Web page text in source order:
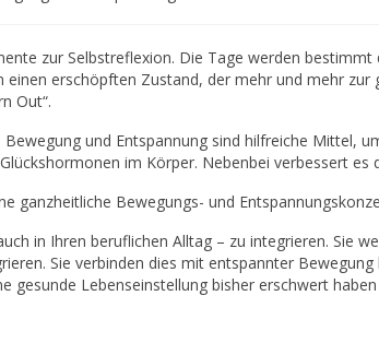
zur Selbstreflexion. Die Tage werden bestimmt
erschöpften Zustand, der mehr und mehr
Out“.
und Entspannung sind hilfreiche Mittel,
im Körper. Nebenbei verbessert es
ganzheitliche Bewegungs- und
in Ihren beruflichen Alltag – zu integrieren. Sie
Sie verbinden dies mit entspannter
gesunde Lebenseinstellung bisher erschwert haben